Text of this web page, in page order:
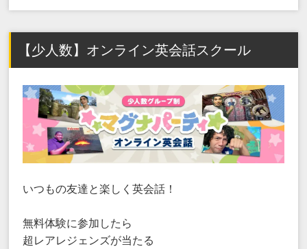
【少人数】オンライン英会話スクール
いつもの友達と楽しく英会話！
無料体験に参加したら
超レアレジェンズが当たる